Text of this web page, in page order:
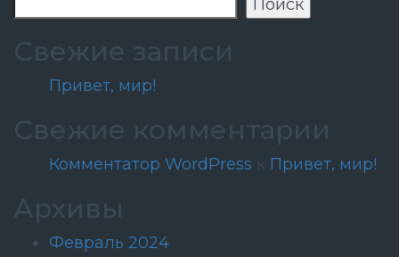
Поиск
Свежие записи
Привет, мир!
Свежие комментарии
Комментатор WordPress к Привет, мир!
Архивы
Февраль 2024